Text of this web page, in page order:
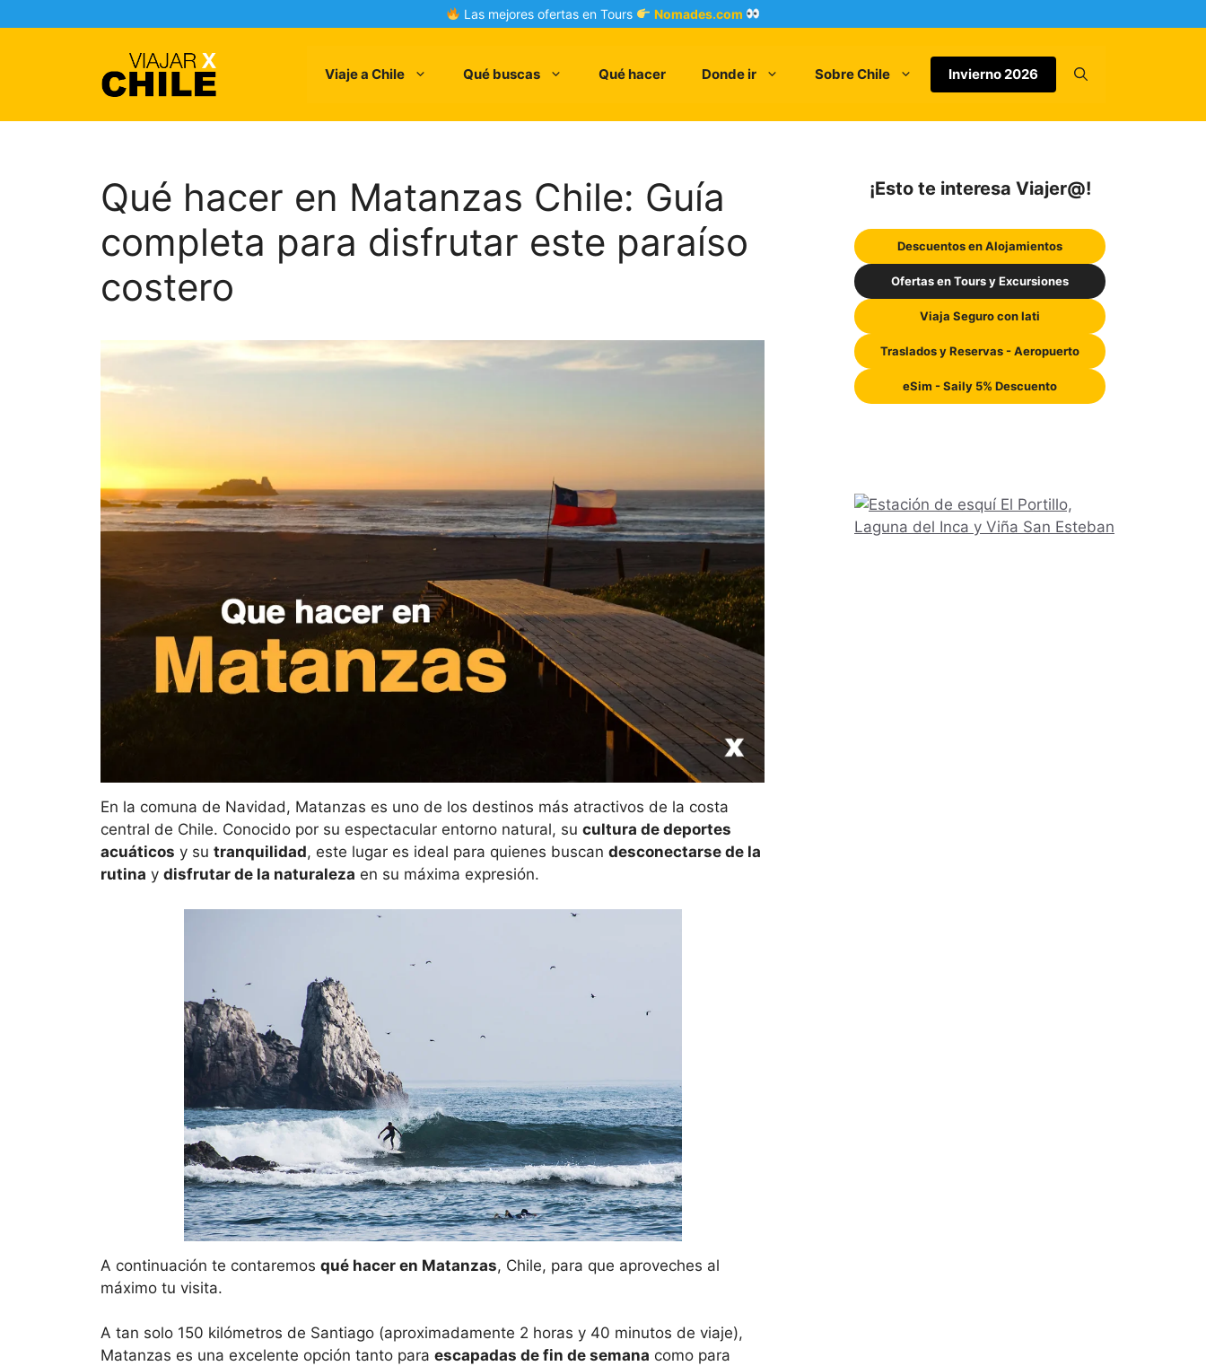
to
Las mejores ofertas en Tours Nomades.com
Viaje a Chile Qué buscas Qué hacer Donde ir Sobre Chile Invierno 2026
Qué hacer en Matanzas Chile: Guía
completa para disfrutar este paraíso
costero
En la comuna de Navidad, Matanzas es uno de los destinos más atractivos de la costa
central de Chile. Conocido por su espectacular entorno natural, su cultura de deportes
acuáticos y su tranquilidad, este lugar es ideal para quienes buscan desconectarse de la
rutina y disfrutar de la naturaleza en su máxima expresión.
A continuación te contaremos qué hacer en Matanzas, Chile, para que aproveches al
máximo tu visita.
A tan solo 150 kilómetros de Santiago (aproximadamente 2 horas y 40 minutos de viaje),
Matanzas es una excelente opción tanto para escapadas de fin de semana como para
¡Esto te interesa Viajer@!
Descuentos en Alojamientos
Ofertas en Tours y Excursiones
Viaja Seguro con Iati
Traslados y Reservas - Aeropuerto
eSim - Saily 5% Descuento